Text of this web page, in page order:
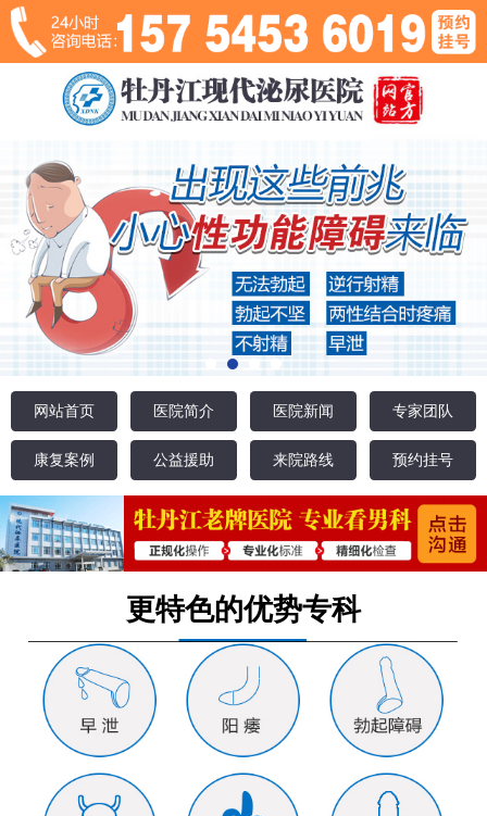
网站首页 医院简介 医院新闻 专家团队
康复案例 公益援助 来院路线 预约挂号
更特色的优势专科